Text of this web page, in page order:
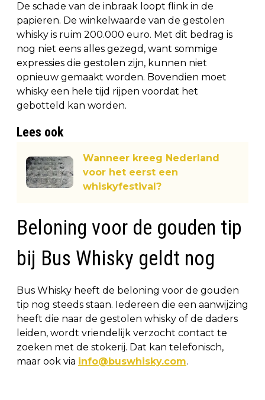
De schade van de inbraak loopt flink in de
papieren. De winkelwaarde van de gestolen
whisky is ruim 200.000 euro. Met dit bedrag is
nog niet eens alles gezegd, want sommige
expressies die gestolen zijn, kunnen niet
opnieuw gemaakt worden. Bovendien moet
whisky een hele tijd rijpen voordat het
gebotteld kan worden.
Lees ook
Wanneer kreeg Nederland
voor het eerst een
whiskyfestival?
Beloning voor de gouden tip
bij Bus Whisky geldt nog
Bus Whisky heeft de beloning voor de gouden
tip nog steeds staan. Iedereen die een aanwijzing
heeft die naar de gestolen whisky of de daders
leiden, wordt vriendelijk verzocht contact te
zoeken met de stokerij. Dat kan telefonisch,
maar ook via info@buswhisky.com.